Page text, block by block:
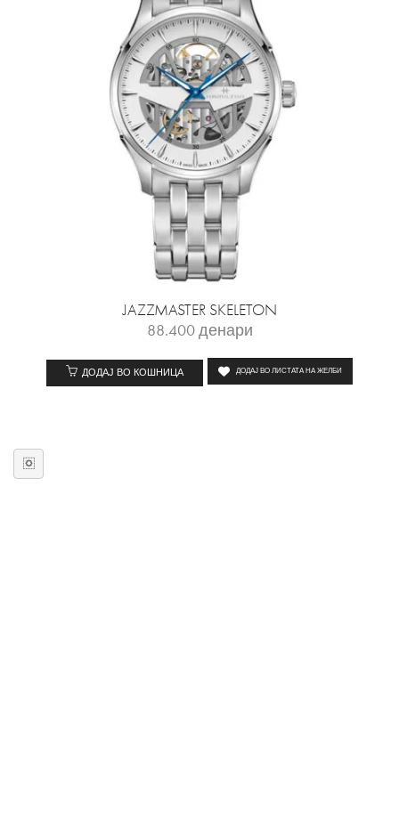
JAZZMASTER SKELETON
88.400денари
ДОДАЈ ВО КОШНИЦА ДОДАЈ ВО ЛИСТАТА НА ЖЕЛБИ